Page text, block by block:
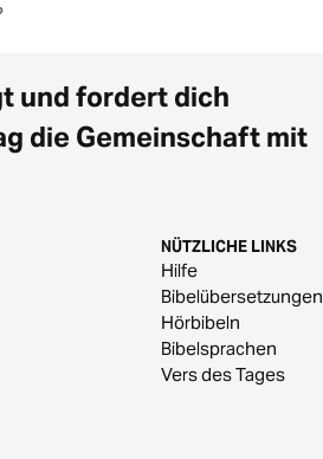
und fordert dich
die Gemeinschaft mit
NÜTZLICHE LINKS
Hilfe
Bibelübersetzungen
Hörbibeln
Bibelsprachen
Vers des Tages